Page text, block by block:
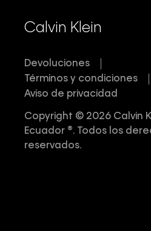
Calvin Klein
Devoluciones
Términos y condiciones
Aviso de privacidad
Copyright © 2026 Calvin
Ecuador ®. Todos los
reservados.